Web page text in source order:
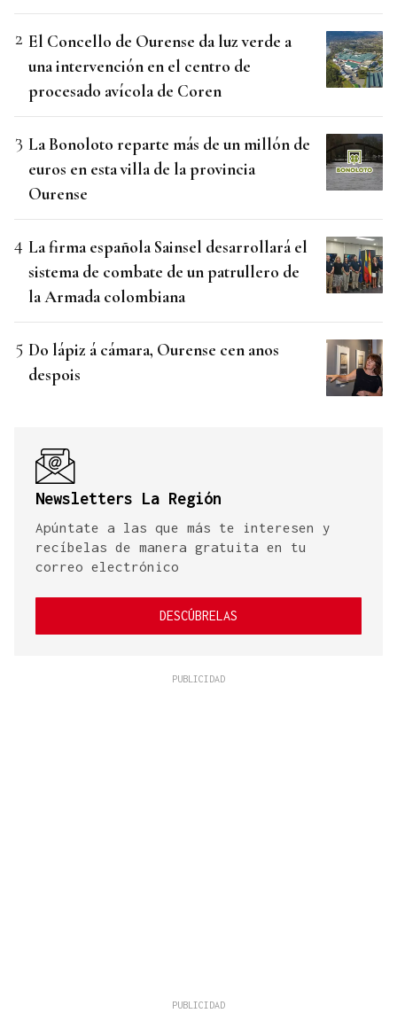
El Concello de Ourense da luz verde a
una intervención en el centro de
procesado avícola de Coren
La Bonoloto reparte más de un millón de
euros en esta villa de la provincia
Ourense
La firma española Sainsel desarrollará el
sistema de combate de un patrullero de
la Armada colombiana
Do lápiz á cámara, Ourense cen anos
despois
Newsletters La Región
Apúntate a las que más te interesen y
recíbelas de manera gratuita en tu
correo electrónico
DESCÚBRELAS